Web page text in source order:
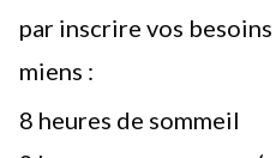
par inscrire vos
miens :
8 heures de sommeil